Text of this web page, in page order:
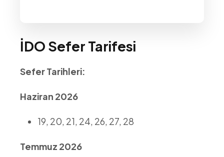
İDO Sefer Tarifesi
Sefer Tarihleri:
Haziran 2026
19, 20, 21, 24, 26, 27, 28
Temmuz 2026